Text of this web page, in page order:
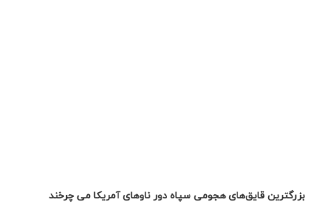
بزرگترین قایق‌های هجومی سپاه دور ناوهای آمریکا می چرخند